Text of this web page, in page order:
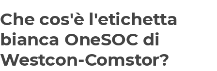
Che cos'è l'etichetta
bianca OneSOC di
Westcon-Comstor?